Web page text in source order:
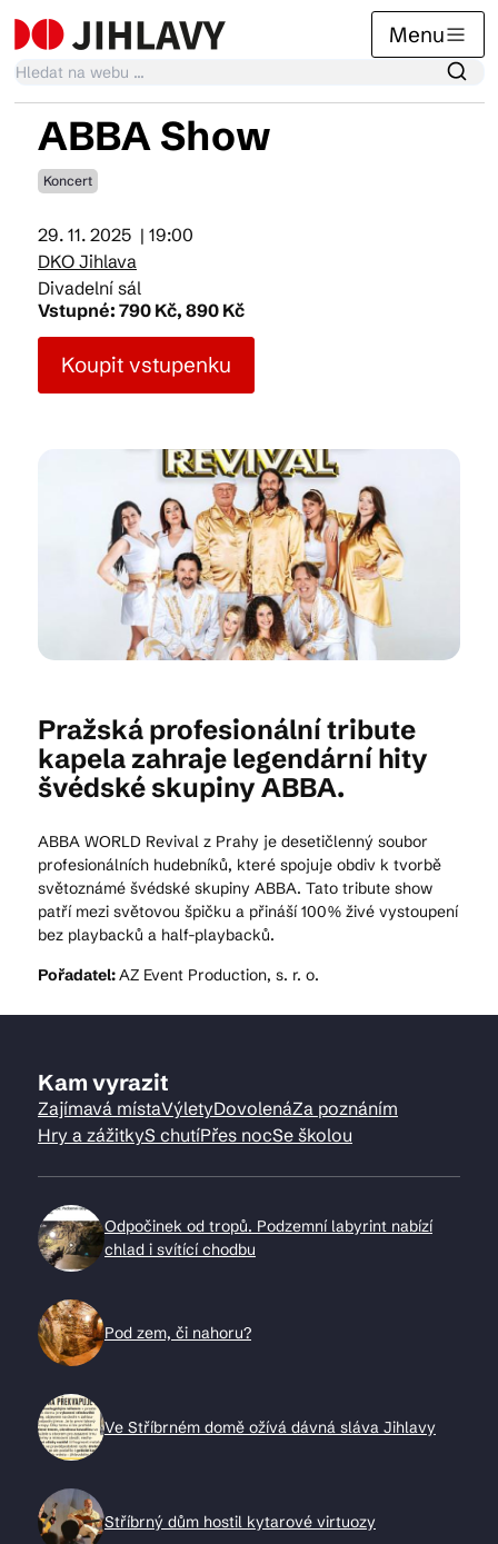
Menu
Kalendář akcí
Tradiční akce
Články
Kam vyrazit
CS EN DE
© 2026 Brána Jihlavy
ABBA Show
Koncert
29. 11. 2025 | 19:00
DKO Jihlava
Divadelní sál
Vstupné: 790 Kč, 890 Kč
Koupit vstupenku
Pražská profesionální tribute
kapela zahraje legendární hity
švédské skupiny ABBA.
ABBA WORLD Revival z Prahy je desetičlenný soubor
profesionálních hudebníků, které spojuje obdiv k tvorbě
světoznámé švédské skupiny ABBA. Tato tribute show
patří mezi světovou špičku a přináší 100% živé vystoupení
bez playbacků a half-playbacků.
Pořadatel:AZ Event Production, s. r. o.
Kam vyrazit
Zajímavá místaVýletyDovolenáZa poznáním
Hry a zážitkyS chutíPřes nocSe školou
Odpočinek od tropů. Podzemní labyrint nabízí
chlad i svítící chodbu
Pod zem, či nahoru?
Ve Stříbrném domě ožívá dávná sláva Jihlavy
Stříbrný dům hostil kytarové virtuozy